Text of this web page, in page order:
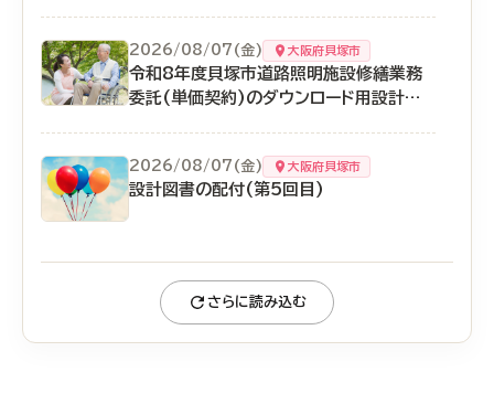
2026/08/07(金) 大阪府貝塚市
令和8年度貝塚市道路照明施設修繕業務
委託(単価契約)のダウンロード用設計図
2026/08/07(金) 大阪府貝塚市
設計図書の配付(第5回目)
さらに読み込む